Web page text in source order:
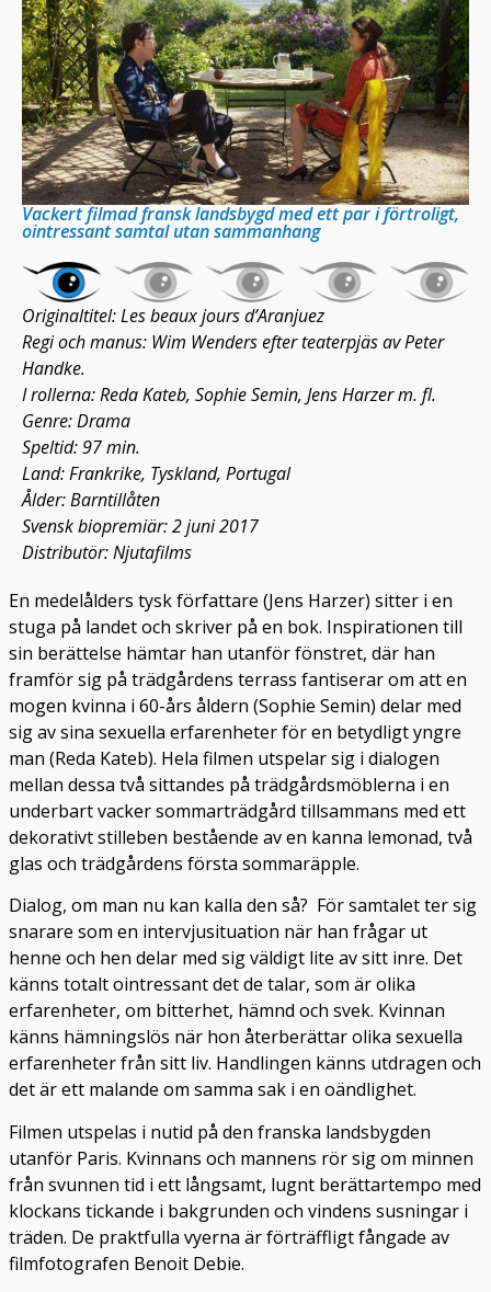
Vackert filmad fransk landsbygd med ett par i förtroligt,
ointressant samtal utan sammanhang
Originaltitel: Les beaux jours d’Aranjuez
Regi och manus: Wim Wenders efter teaterpjäs av Peter
Handke.
I rollerna: Reda Kateb, Sophie Semin, Jens Harzer m. fl.
Genre: Drama
Speltid: 97 min.
Land: Frankrike, Tyskland, Portugal
Ålder: Barntillåten
Svensk biopremiär: 2 juni 2017
Distributör: Njutafilms
En medelålders tysk författare (Jens Harzer) sitter i en
stuga på landet och skriver på en bok. Inspirationen till
sin berättelse hämtar han utanför fönstret, där han
framför sig på trädgårdens terrass fantiserar om att en
mogen kvinna i 60-års åldern (Sophie Semin) delar med
sig av sina sexuella erfarenheter för en betydligt yngre
man (Reda Kateb). Hela filmen utspelar sig i dialogen
mellan dessa två sittandes på trädgårdsmöblerna i en
underbart vacker sommarträdgård tillsammans med ett
dekorativt stilleben bestående av en kanna lemonad, två
glas och trädgårdens första sommaräpple.
Dialog, om man nu kan kalla den så? För samtalet ter sig
snarare som en intervjusituation när han frågar ut
henne och hen delar med sig väldigt lite av sitt inre. Det
känns totalt ointressant det de talar, som är olika
erfarenheter, om bitterhet, hämnd och svek. Kvinnan
känns hämningslös när hon återberättar olika sexuella
erfarenheter från sitt liv. Handlingen känns utdragen och
det är ett malande om samma sak i en oändlighet.
Filmen utspelas i nutid på den franska landsbygden
utanför Paris. Kvinnans och mannens rör sig om minnen
från svunnen tid i ett långsamt, lugnt berättartempo med
klockans tickande i bakgrunden och vindens susningar i
träden. De praktfulla vyerna är förträffligt fångade av
filmfotografen Benoit Debie.